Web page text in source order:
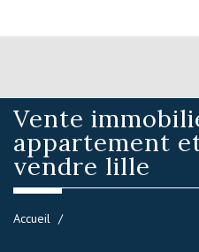
Vente
appartement
vendre lille
Accueil